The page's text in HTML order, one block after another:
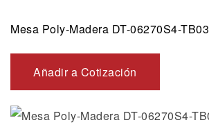
Mesa Poly-Madera DT-06270S4-TB03
Añadir a Cotización